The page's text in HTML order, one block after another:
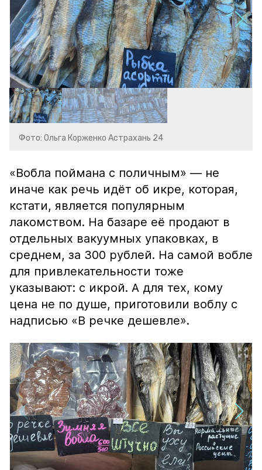
Фото: Ольга Корженко Астрахань 24
«Вобла поймана с поличным» — не
иначе как речь идёт об икре, которая,
кстати, является популярным
лакомством. На базаре её продают в
отдельных вакуумных упаковках, в
среднем, за 300 рублей. На самой вобле
для привлекательности тоже
указывают: с икрой. А для тех, кому
цена не по душе, приготовили воблу с
надписью «В речке дешевле».